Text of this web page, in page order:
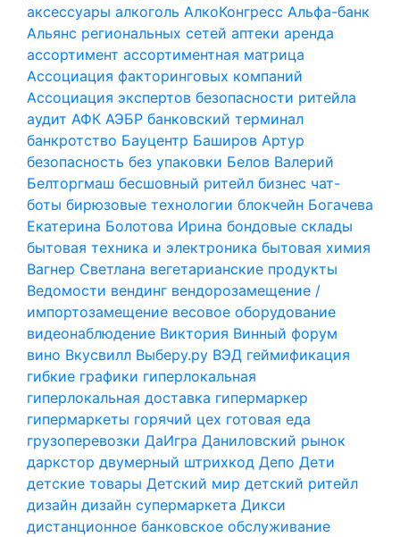
аксессуары алкоголь АлкоКонгресс Альфа-банк
Альянс региональных сетей аптеки аренда
ассортимент ассортиментная матрица
Ассоциация факторинговых компаний
Ассоциация экспертов безопасности ритейла
аудит АФК АЭБР банковский терминал
банкротство Бауцентр Баширов Артур
безопасность без упаковки Белов Валерий
Белторгмаш бесшовный ритейл бизнес чат-
боты бирюзовые технологии блокчейн Богачева
Екатерина Болотова Ирина бондовые склады
бытовая техника и электроника бытовая химия
Вагнер Светлана вегетарианские продукты
Ведомости вендинг вендорозамещение /
импортозамещение весовое оборудование
видеонаблюдение Виктория Винный форум
вино Вкусвилл Выберу.ру ВЭД геймификация
гибкие графики гиперлокальная
гиперлокальная доставка гипермаркер
гипермаркеты горячий цех готовая еда
грузоперевозки ДаИгра Даниловский рынок
даркстор двумерный штрихкод Депо Дети
детские товары Детский мир детский ритейл
дизайн дизайн супермаркета Дикси
дистанционное банковское обслуживание